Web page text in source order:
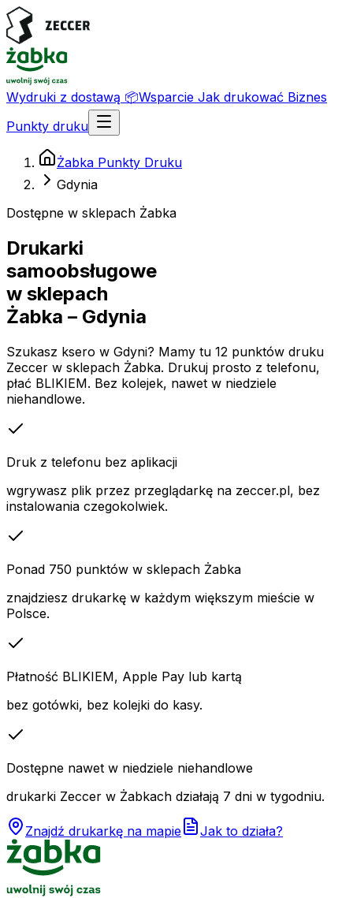
Wydruki z dostawą 📦Wsparcie Jak drukować Biznes
Punkty druku
Żabka Punkty Druku
Gdynia
Dostępne w sklepach Żabka
Drukarki
samoobsługowe
w sklepach
Żabka – Gdynia
Szukasz ksero w Gdyni? Mamy tu 12 punktów druku
Zeccer w sklepach Żabka. Drukuj prosto z telefonu,
płać BLIKIEM. Bez kolejek, nawet w niedziele
niehandlowe.
Druk z telefonu bez aplikacji
wgrywasz plik przez przeglądarkę na zeccer.pl, bez
instalowania czegokolwiek.
Ponad 750 punktów w sklepach Żabka
znajdziesz drukarkę w każdym większym mieście w
Polsce.
Płatność BLIKIEM, Apple Pay lub kartą
bez gotówki, bez kolejki do kasy.
Dostępne nawet w niedziele niehandlowe
drukarki Zeccer w Żabkach działają 7 dni w tygodniu.
Znajdź drukarkę na mapie Jak to działa?